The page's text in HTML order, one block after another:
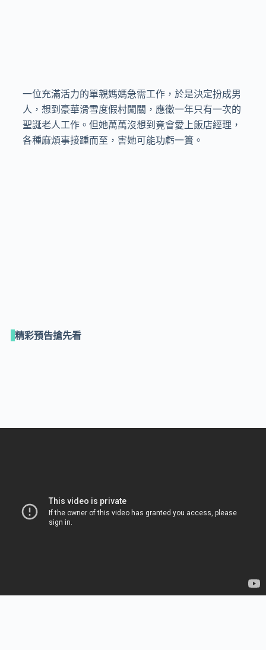
一位充滿活力的單親媽媽急需工作，於是決定扮成男
人，想到豪華滑雪度假村闖關，應徵一年只有一次的
聖誕老人工作。但她萬萬沒想到竟會愛上飯店經理，
精彩預告搶先看